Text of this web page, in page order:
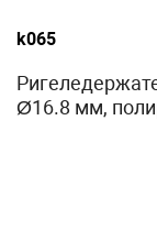
k065
Ø16.8 мм,